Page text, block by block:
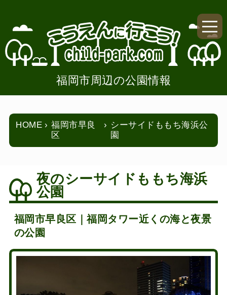
福岡市周辺の公園情報
HOME
福岡市早良
区
シーサイドももち海浜公
園
夜のシーサイドももち海浜
公園
福岡市早良区｜福岡タワー近くの海と夜景
の公園